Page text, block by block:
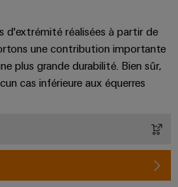
d'extrémité réalisées à partir de
une contribution importante
plus grande durabilité. Bien sûr,
cas inférieure aux équerres